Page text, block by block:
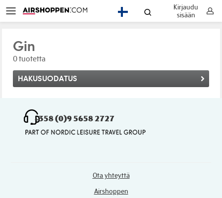
Kirjaudu
sisään
Gin
0 tuotetta
HAKUSUODATUS
+358 (0)9 5658 2727
Ota yhteyttä
Airshoppen